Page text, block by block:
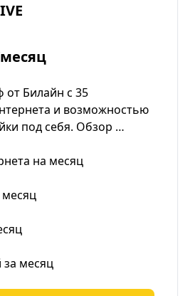
Билайн с 35
и возможностью
под себя. Обзор …
на месяц
за месяц